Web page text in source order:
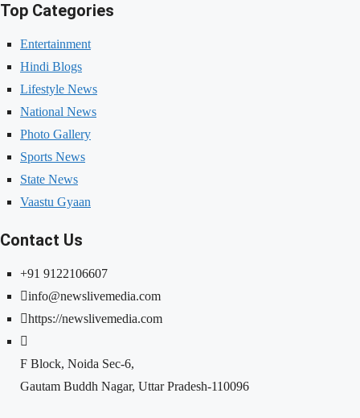
Top Categories
Entertainment
Hindi Blogs
Lifestyle News
National News
Photo Gallery
Sports News
State News
Vaastu Gyaan
Contact Us
+91 9122106607
info@newslivemedia.com
https://newslivemedia.com
F Block, Noida Sec-6,
Gautam Buddh Nagar, Uttar Pradesh-110096